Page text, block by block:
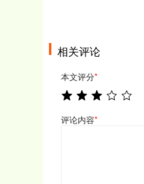
相关评论
本文评分*
评论内容*